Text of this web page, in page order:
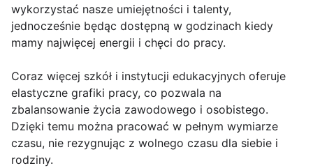
wykorzystać nasze umiejętności i talenty,
jednocześnie będąc dostępną w godzinach kiedy
mamy najwięcej energii i chęci do pracy.
Coraz więcej szkół i instytucji edukacyjnych oferuje
elastyczne grafiki pracy, co pozwala na
zbalansowanie życia zawodowego i osobistego.
Dzięki temu można pracować w pełnym wymiarze
czasu, nie rezygnując z wolnego czasu dla siebie i
rodziny.